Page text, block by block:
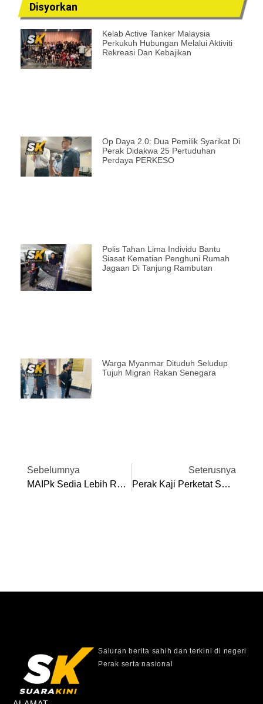
Disyorkan
Kelab Active Tanker Malaysia
Perkukuh Hubungan Melalui Aktiviti
Rekreasi Dan Kebajikan
Op Daya 2.0: Dua Pemilik Syarikat Di
Perak Didakwa 25 Pertuduhan
Perdaya PERKESO
Polis Tahan Lima Individu Bantu
Siasat Kematian Penghuni Rumah
Jagaan Di Tanjung Rambutan
Warga Myanmar Dituduh Seludup
Tujuh Migran Rakan Senegara
Sebelumnya
MAIPk Sedia Lebih RM9.6 Juta Bangun Kemahiran Asnaf
Seterusnya
Perak Kaji Perketat SOP Pendakian, Masuk Hutan – Exco
Saluran berita sahih dan terkini di negeri
Perak serta nasional